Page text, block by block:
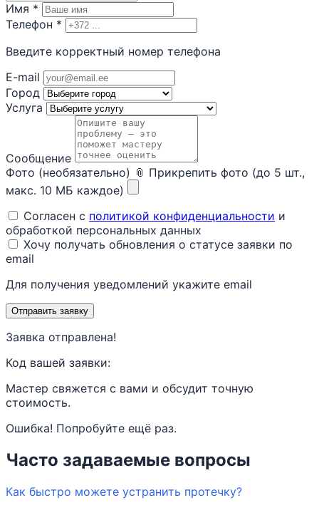
Имя *
Телефон *
Введите корректный номер телефона
E-mail
Город
Услуга
Сообщение
Фото (необязательно) 📎 Прикрепить фото (до 5 шт.,
макс. 10 МБ каждое)
Согласен с политикой конфиденциальности и
обработкой персональных данных
Хочу получать обновления о статусе заявки по
email
Для получения уведомлений укажите email
Отправить заявку
Заявка отправлена!
Код вашей заявки:
Мастер свяжется с вами и обсудит точную
стоимость.
Ошибка! Попробуйте ещё раз.
Часто задаваемые вопросы
Как быстро можете устранить протечку?